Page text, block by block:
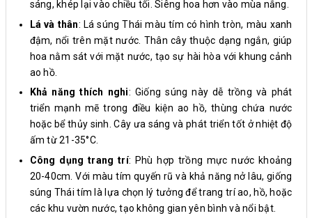
sáng, khép lại vào chiều tối. Siêng hoa hơn vào mùa nắng.
Lá và thân: Lá súng Thái màu tím có hình tròn, màu xanh
đậm, nổi trên mặt nước. Thân cây thuộc dạng ngắn, giúp
hoa nằm sát với mặt nước, tạo sự hài hòa với khung cảnh
ao hồ.
Khả năng thích nghi: Giống súng này dễ trồng và phát
triển mạnh mẽ trong điều kiện ao hồ, thùng chứa nước
hoặc bể thủy sinh. Cây ưa sáng và phát triển tốt ở nhiệt độ
ấm từ 21-35°C.
Công dụng trang trí: Phù hợp trồng mực nước khoảng
20-40cm. Với màu tím quyến rũ và khả năng nở lâu, giống
súng Thái tím là lựa chọn lý tưởng để trang trí ao, hồ, hoặc
các khu vườn nước, tạo không gian yên bình và nổi bật.